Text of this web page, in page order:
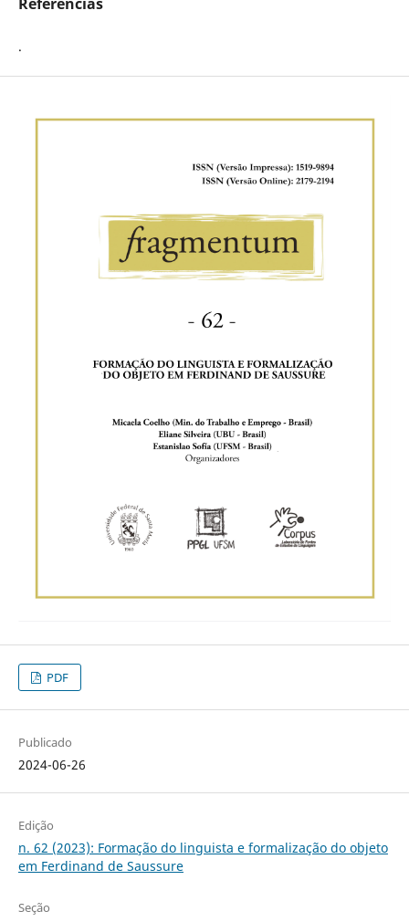
.
PDF
Publicado
2024-06-26
Edição
n. 62 (2023): Formação do linguista e formalização do objeto
em Ferdinand de Saussure
Seção